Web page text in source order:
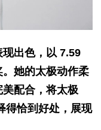
出色，以 7.59
她的太极动作柔
配合，将太极
得恰到好处，展现